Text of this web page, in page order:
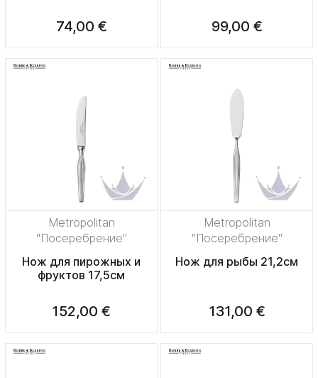
74,00 € 99,00 €
Metropolitan
"Посеребрение"
Нож для пирожных и
фруктов 17,5см
152,00 €
Metropolitan
"Посеребрение"
Нож для рыбы 21,2см
131,00 €